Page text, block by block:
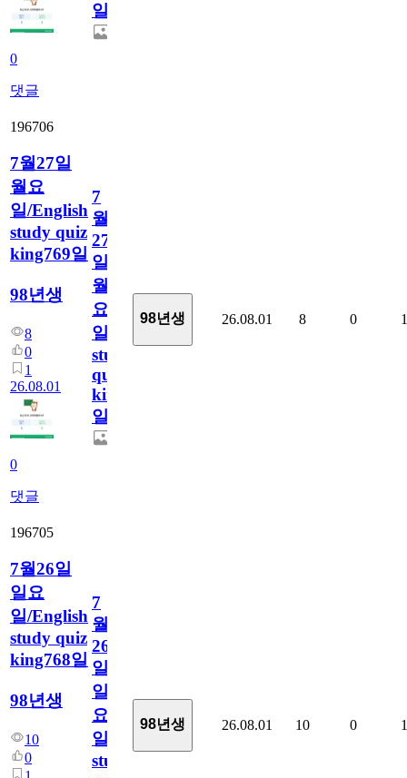
0
댓글
일
196706
7월27일
월요
일/English
study quiz
king769일
98년생
8
0
1
26.08.01
0
댓글
7
월
27
일
월
요
일/English
study
quiz
king769
일
98년생 26.08.01 8 0 1
196705
7월26일
일요
일/English
study quiz
king768일
98년생
10
0
7
월
26
일
일
요
일/English
study
98년생 26.08.01 10 0 1